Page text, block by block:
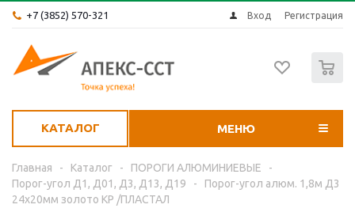
+7 (3852) 570-321 Вход Регистрация
КАТАЛОГ МЕНЮ
Главная - Каталог - ПОРОГИ АЛЮМИНИЕВЫЕ
-
Порог-угол Д1, Д01, Д3, Д13, Д19
-
Порог-угол алюм. 1,8м Д3
24х20мм золото КР /ПЛАСТАЛ